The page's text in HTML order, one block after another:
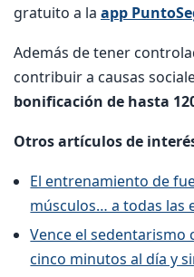
gratuito a la app
Además de tener
contribuir a causas
bonificación de hasta
Otros artículos de
El entrenamiento de
músculos… a todas las
Vence el sedentarismo
cinco minutos al día y